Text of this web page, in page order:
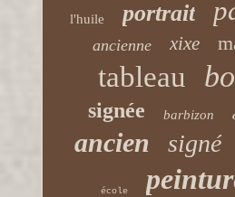
l'huile portrait
ancienne xixe
tableau
signée barbizon
ancien signé
école